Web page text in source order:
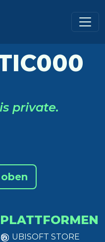
private.
PLATTFORMEN
UBISOFT STORE